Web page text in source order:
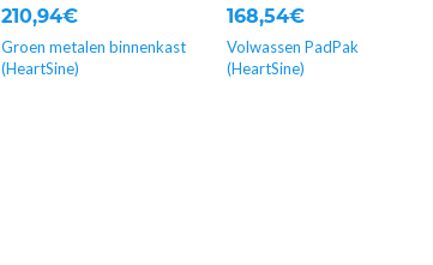
210,94€
Groen metalen binnenkast
(HeartSine)
168,54€
Volwassen PadPak
(HeartSine)